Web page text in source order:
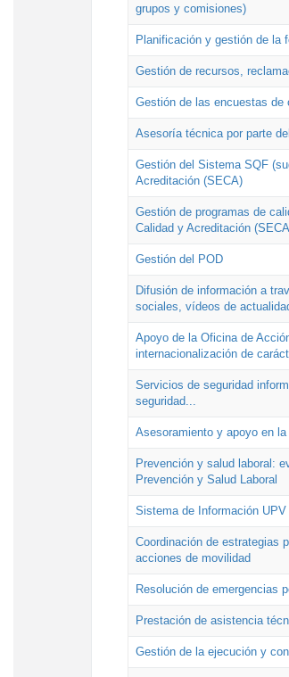
grupos y comisiones)
Planificación y gestión de la
Gestión de recursos,
Gestión de las encuestas de
Asesoría técnica por parte
Gestión del Sistema SQF
Acreditación (SECA)
Gestión de programas de
Calidad y Acreditación
Gestión del POD
Difusión de información a
sociales, vídeos de
Apoyo de la Oficina de
internacionalización de
Servicios de seguridad
seguridad...
Asesoramiento y apoyo en
Prevención y salud laboral:
Prevención y Salud Laboral
Sistema de Información UPV
Coordinación de estrategias
acciones de movilidad
Resolución de emergencias
Prestación de asistencia
Gestión de la ejecución y